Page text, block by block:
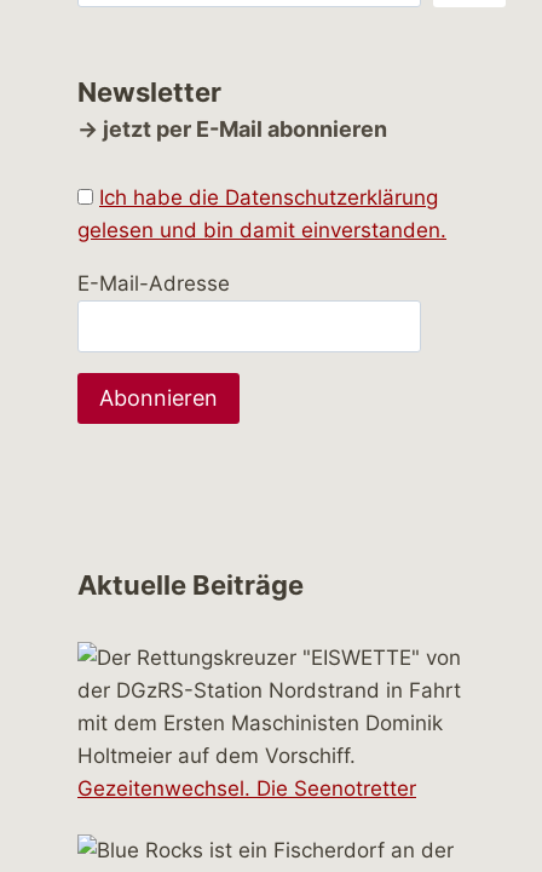
Newsletter
→ jetzt per E-Mail abonnieren
Ich habe die Datenschutzerklärung
gelesen und bin damit einverstanden.
E-Mail-Adresse
Aktuelle Beiträge
Gezeitenwechsel. Die Seenotretter